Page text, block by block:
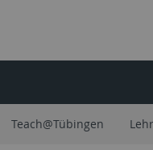
Teach@Tübingen